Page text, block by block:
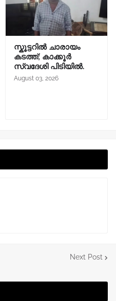
സ്കൂട്ടറിൽ ചാരായം
കടത്ത്; കാക്കൂർ
സ്വദേശി പിടിയിൽ.
August 03, 2026
Next Post